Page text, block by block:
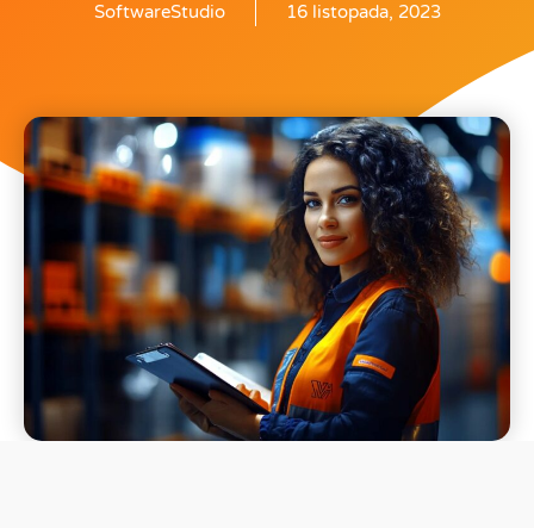
SoftwareStudio 16 listopada, 2023